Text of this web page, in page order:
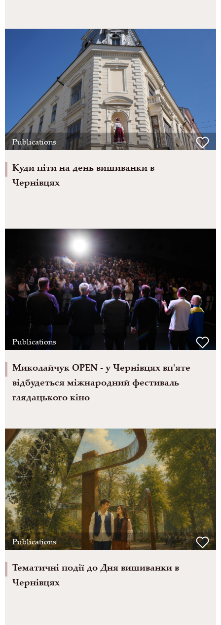
Publications
Куди піти на день вишиванки в
Чернівцях
Publications
Миколайчук OPEN - у Чернівцях вп'яте
відбудеться міжнародний фестиваль
глядацького кіно
Publications
Тематичні події до Дня вишиванки в
Чернівцях